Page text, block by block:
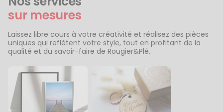
sur mesures
Laissez libre cours à votre créativité et réalisez des pièces
uniques qui reflètent votre style, tout en profitant de la
qualité et du savoir-faire de Rougier&Plé.